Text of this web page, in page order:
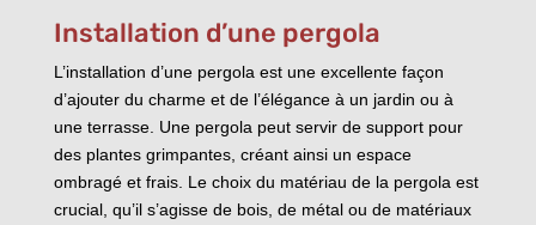
Installation d’une pergola
L’installation d’une pergola est une excellente façon
d’ajouter du charme et de l’élégance à un jardin ou à
une terrasse. Une pergola peut servir de support pour
des plantes grimpantes, créant ainsi un espace
ombragé et frais. Le choix du matériau de la pergola est
crucial, qu’il s’agisse de bois, de métal ou de matériaux